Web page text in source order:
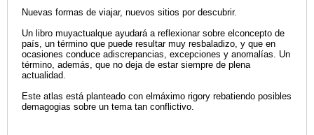
Nuevas formas de viajar, nuevos sitios por descubrir.
Un libro muyactualque ayudará a reflexionar sobre elconcepto de
país, un término que puede resultar muy resbaladizo, y que en
ocasiones conduce adiscrepancias, excepciones y anomalías. Un
término, además, que no deja de estar siempre de plena
actualidad.
Este atlas está planteado con elmáximo rigory rebatiendo posibles
demagogias sobre un tema tan conflictivo.